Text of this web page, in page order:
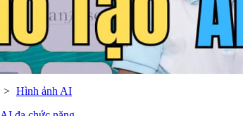
Hình ảnh AI